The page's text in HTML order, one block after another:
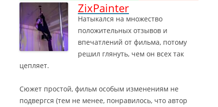
ZixPainter
Натыкался на множество
положительных отзывов и
впечатлений от фильма, потому
решил глянуть, чем он всех так
цепляет.
Сюжет простой, фильм особым изменениям не
подвергся (тем не менее, понравилось, что автор